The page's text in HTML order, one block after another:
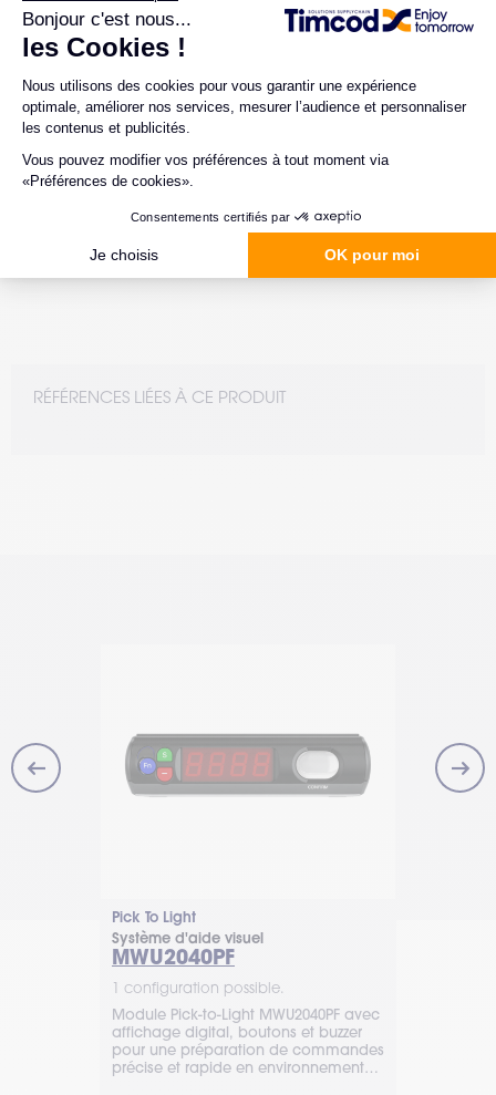
En fonction de la configuration choisie
CARACTÉRISTIQUES
155 mm x 43.2 mm x 20.5 mm
RÉFÉRENCES LIÉES À CE PRODUIT
Pick To Light
Système d'aide visuel
MWU2040PF
1 configuration possible.
Module Pick-to-Light MWU2040PF avec
affichage digital, boutons et buzzer
pour une préparation de commandes
précise et rapide en environnement